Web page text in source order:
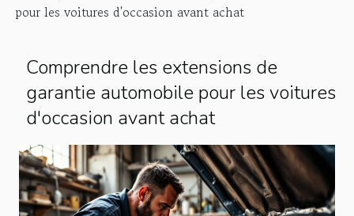
pour les voitures d'occasion avant achat
Comprendre les extensions de
garantie automobile pour les voitures
d'occasion avant achat